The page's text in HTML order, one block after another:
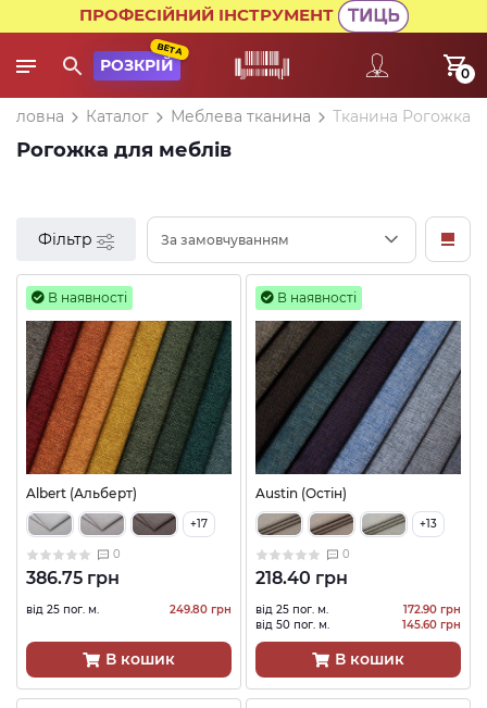
ПРОФЕСІЙНИЙ ІНСТРУМЕНТ
РОЗКРІЙ
BETA
0
Головна Каталог Меблева тканина Тканина Рогожка
Рогожка для меблів
Фільтр За замовчуванням
В наявності
Albert (Альберт)
+17
0
386.75 грн
від 25 пог. м. 249.80 грн
В кошик
В наявності
Austin (Остін)
+13
0
218.40 грн
від 25 пог. м.
172.90 грн
від 50 пог. м.
145.60 грн
В кошик